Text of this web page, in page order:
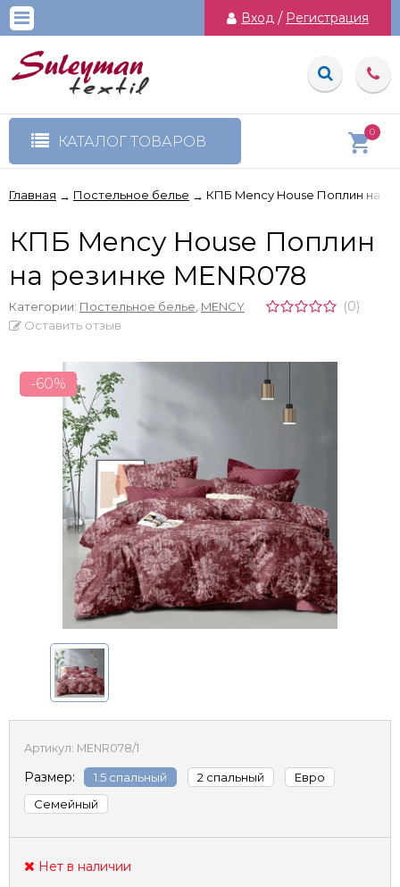
Вход / Регистрация
КАТАЛОГ ТОВАРОВ
0
Главная → Постельное белье → КПБ Mency House Поплин на
КПБ Mency House Поплин
на резинке MENR078
Категории: Постельное белье MENCY (0)
Оставить отзыв
-60%
Артикул: MENR078/1
Размер: 1.5 спальный 2 спальный
Евро
Семейный
Нет в наличии